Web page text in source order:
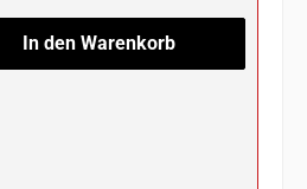
In den Warenkorb